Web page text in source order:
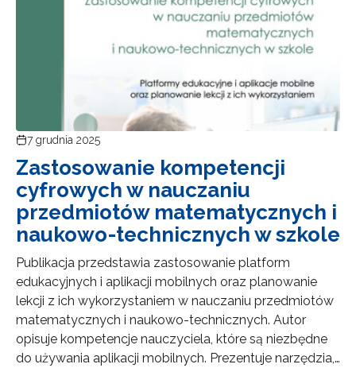
7 grudnia 2025
Zastosowanie kompetencji
cyfrowych w nauczaniu
przedmiotów matematycznych i
naukowo-technicznych w szkole
Publikacja przedstawia zastosowanie platform
edukacyjnych i aplikacji mobilnych oraz planowanie
lekcji z ich wykorzystaniem w nauczaniu przedmiotów
matematycznych i naukowo-technicznych. Autor
opisuje kompetencje nauczyciela, które są niezbędne
do używania aplikacji mobilnych. Prezentuje narzędzia,…